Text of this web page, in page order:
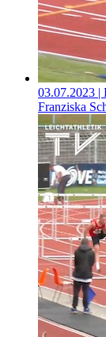
03.07.2023 |
Franziska